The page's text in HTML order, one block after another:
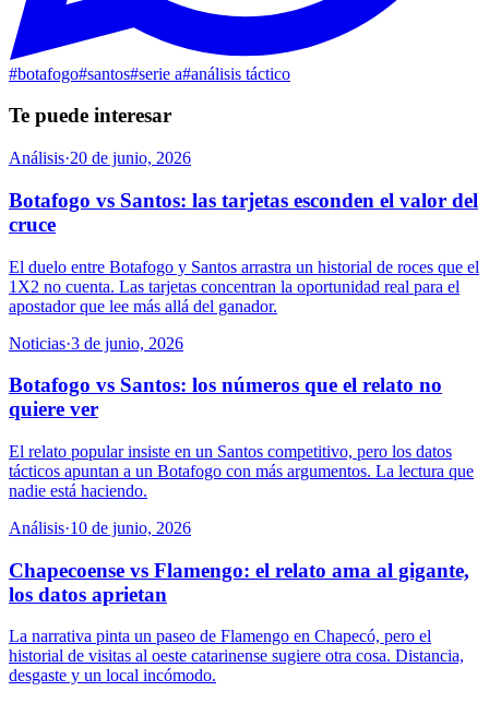
#botafogo#santos#serie a#análisis táctico
Te puede interesar
Análisis·20 de junio, 2026
Botafogo vs Santos: las tarjetas esconden el valor del
cruce
El duelo entre Botafogo y Santos arrastra un historial de roces que el
1X2 no cuenta. Las tarjetas concentran la oportunidad real para el
apostador que lee más allá del ganador.
Noticias·3 de junio, 2026
Botafogo vs Santos: los números que el relato no
quiere ver
El relato popular insiste en un Santos competitivo, pero los datos
tácticos apuntan a un Botafogo con más argumentos. La lectura que
nadie está haciendo.
Análisis·10 de junio, 2026
Chapecoense vs Flamengo: el relato ama al gigante,
los datos aprietan
La narrativa pinta un paseo de Flamengo en Chapecó, pero el
historial de visitas al oeste catarinense sugiere otra cosa. Distancia,
desgaste y un local incómodo.